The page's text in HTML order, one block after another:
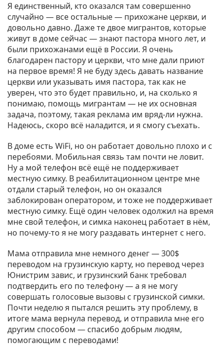
Я единственный, кто оказался там совершенно
случайно — все остальные — прихожане церкви, и
довольно давно. Даже те двое мигрантов, которые
живут в доме сейчас — знают пастора много лет, и
были прихожанами ещё в России. Я очень
благодарен пастору и церкви, что мне дали приют
на первое время! Я не буду здесь давать название
церкви или указывать имя пастора, так как не
уверен, что это будет правильно, и, на сколько я
понимаю, помощь мигрантам — не их основная
задача, поэтому, такая реклама им вряд-ли нужна.
Надеюсь, скоро всё наладится, и я смогу съехать.
В доме есть WiFi, но он работает довольно плохо и с
перебоями. Мобильная связь там почти не ловит.
Ну а мой телефон всё ещё не поддерживает
местную симку. В реабилитационном центре мне
отдали старый телефон, но он оказался
заблокирован оператором, и тоже не поддерживает
местную симку. Ещё один человек одолжил на время
мне свой телефон, и симка наконец работает в нём,
но почему-то я не могу раздавать интернет с него.
Мама отправила мне немного денег — 300$
переводом на грузинскую карту, но перевод через
Юнистрим завис, и грузинский банк требовал
подтвердить его по телефону — а я не могу
совершать голосовые вызовы с грузинской симки.
Почти неделю я пытался решить эту проблему, в
итоге мама вернула перевод, и отправила мне его
другим способом — спасибо добрым людям,
помогающим с переводами!